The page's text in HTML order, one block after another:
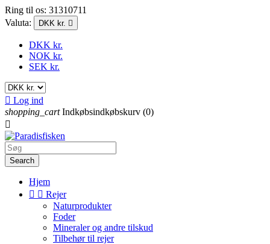
Ring til os: 31310711
Valuta:
DKK kr. 
DKK kr.
NOK kr.
SEK kr.
 Log ind
shopping_cart Indkøbsindkøbskurv (0)

Search
Hjem
  Rejer
Naturprodukter
Foder
Mineraler og andre tilskud
Tilbehør til rejer